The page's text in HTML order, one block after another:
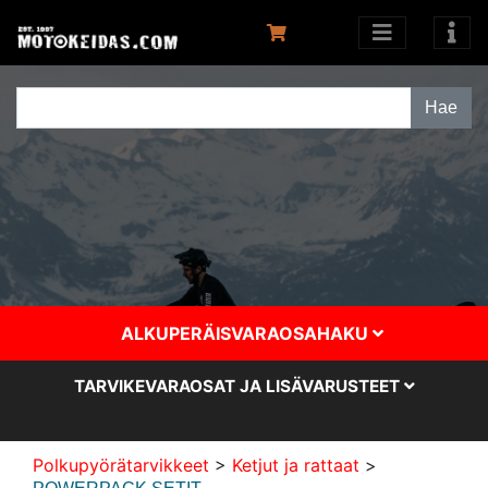
ALKUPERÄISVARAOSAHAKU
TARVIKEVARAOSAT JA LISÄVARUSTEET
Polkupyörätarvikkeet > Ketjut ja rattaat >